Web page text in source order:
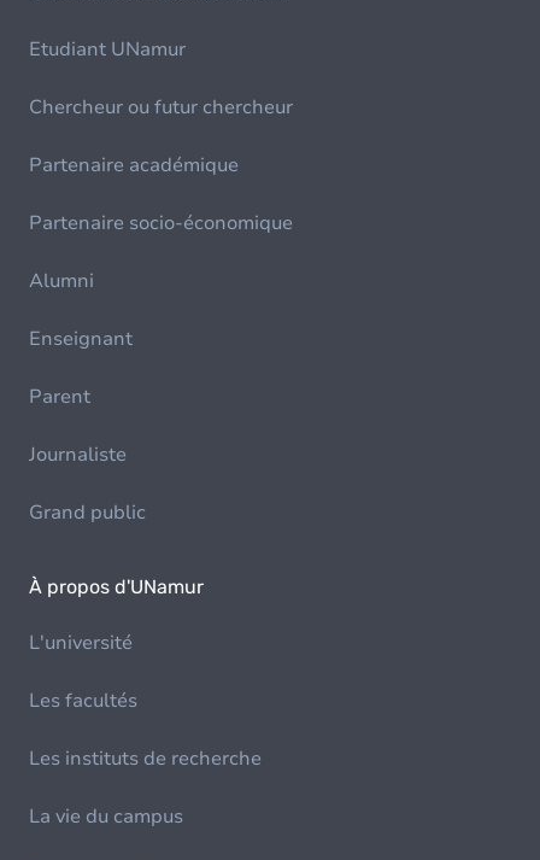
Etudiant UNamur
Chercheur ou futur chercheur
Partenaire académique
Partenaire socio-économique
Alumni
Enseignant
Parent
Journaliste
Grand public
À propos d'UNamur
L'université
Les facultés
Les instituts de recherche
La vie du campus